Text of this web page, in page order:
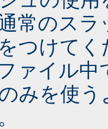
常のス
つけて
ァイル
みを使